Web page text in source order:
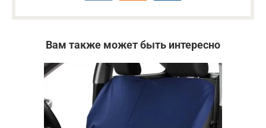
Вам также может быть интересно